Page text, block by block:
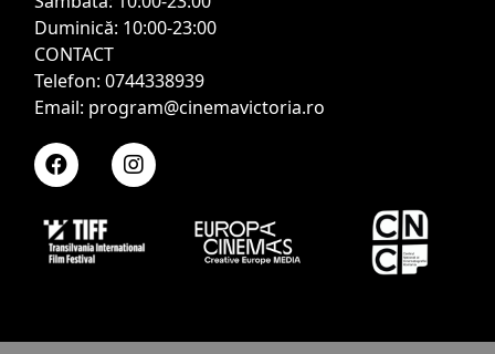
Duminică: 10:00-23:00
CONTACT
Telefon: 0744338939
Email: program@cinemavictoria.ro